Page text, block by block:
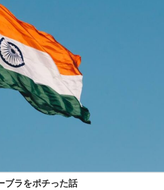
ブラをポチった話